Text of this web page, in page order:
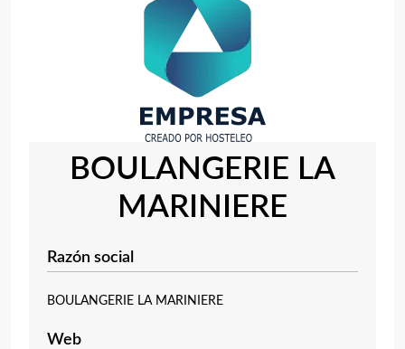
BOULANGERIE LA
MARINIERE
Razón social
BOULANGERIE LA MARINIERE
Web